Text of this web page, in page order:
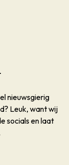
nieuwsgierig
Leuk, want wij
socials en laat